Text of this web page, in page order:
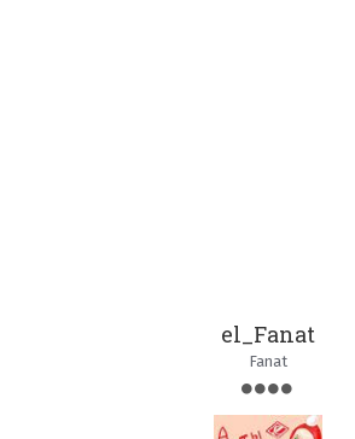
el_Fanat
Fanat